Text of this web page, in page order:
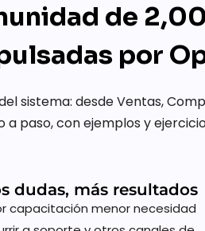
de
por
sistema: desde Ventas,
a paso, con ejemplos y
dudas, más resultados
capacitación menor necesidad